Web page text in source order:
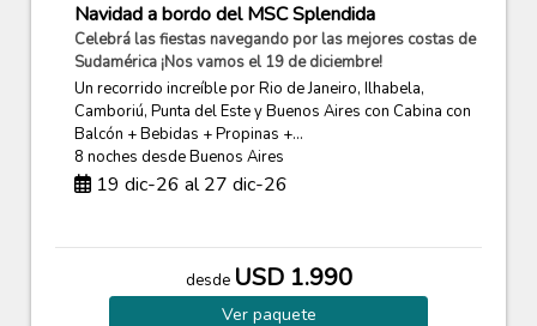
Navidad a bordo del MSC Splendida
Celebrá las fiestas navegando por las mejores costas de
Sudamérica ¡Nos vamos el 19 de diciembre!
Un recorrido increíble por Rio de Janeiro, Ilhabela,
Camboriú, Punta del Este y Buenos Aires con Cabina con
Balcón + Bebidas + Propinas +...
8 nochesdesde Buenos Aires
19 dic-26 al 27 dic-26
desde USD 1.990
Ver paquete